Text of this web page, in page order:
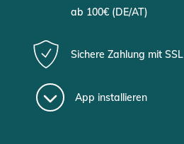
ab 100€ (DE/AT)
Sichere Zahlung mit SSL
App installieren